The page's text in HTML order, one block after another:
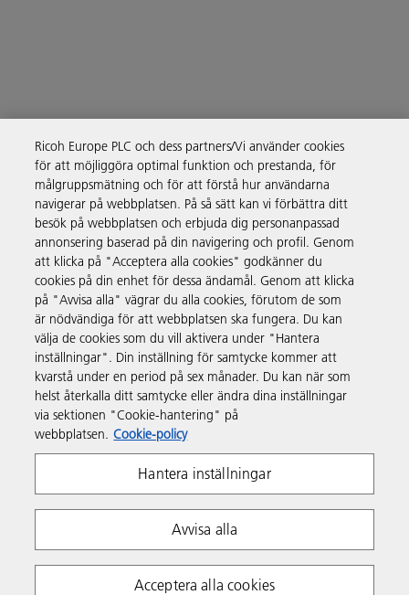
Ricoh Europe PLC och dess partners/Vi använder cookies
för att möjliggöra optimal funktion och prestanda, för
målgruppsmätning och för att förstå hur användarna
navigerar på webbplatsen. På så sätt kan vi förbättra ditt
besök på webbplatsen och erbjuda dig personanpassad
annonsering baserad på din navigering och profil. Genom
att klicka på "Acceptera alla cookies" godkänner du
cookies på din enhet för dessa ändamål. Genom att klicka
på "Avvisa alla" vägrar du alla cookies, förutom de som
är nödvändiga för att webbplatsen ska fungera. Du kan
välja de cookies som du vill aktivera under "Hantera
inställningar". Din inställning för samtycke kommer att
kvarstå under en period på sex månader. Du kan när som
helst återkalla ditt samtycke eller ändra dina inställningar
via sektionen "Cookie-hantering" på
webbplatsen. Cookie-policy
Hantera inställningar
Avvisa alla
Acceptera alla cookies